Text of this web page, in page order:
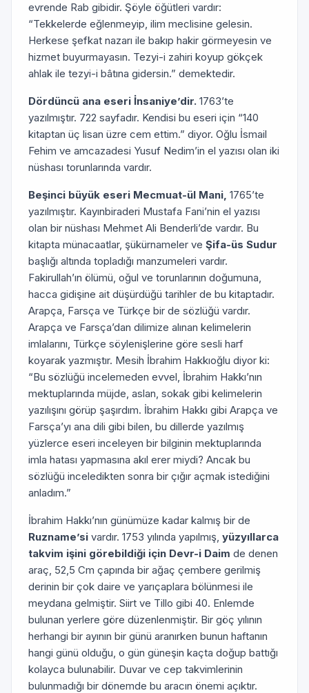
evrende Rab gibidir. Şöyle öğütleri vardır:
“Tekkelerde eğlenmeyip, ilim meclisine gelesin.
Herkese şefkat nazarı ile bakıp hakir görmeyesin ve
hizmet buyurmayasın. Tezyi-i zahiri koyup gökçek
ahlak ile tezyi-i bâtına gidersin.” demektedir.
Dördüncü ana eseri İnsaniye’dir. 1763’te
yazılmıştır. 722 sayfadır. Kendisi bu eseri için “140
kitaptan üç lisan üzre cem ettim.” diyor. Oğlu İsmail
Fehim ve amcazadesi Yusuf Nedim’in el yazısı olan iki
nüshası torunlarında vardır.
Beşinci büyük eseri Mecmuat-ül Mani, 1765’te
yazılmıştır. Kayınbiraderi Mustafa Fani’nin el yazısı
olan bir nüshası Mehmet Ali Benderli’de vardır. Bu
kitapta münacaatlar, şükürnameler ve Şifa-üs Sudur
başlığı altında topladığı manzumeleri vardır.
Fakirullah’ın ölümü, oğul ve torunlarının doğumuna,
hacca gidişine ait düşürdüğü tarihler de bu kitaptadır.
Arapça, Farsça ve Türkçe bir de sözlüğü vardır.
Arapça ve Farsça’dan dilimize alınan kelimelerin
imlalarını, Türkçe söylenişlerine göre sesli harf
koyarak yazmıştır. Mesih İbrahim Hakkıoğlu diyor ki:
“Bu sözlüğü incelemeden evvel, İbrahim Hakkı’nın
mektuplarında müjde, aslan, sokak gibi kelimelerin
yazılışını görüp şaşırdım. İbrahim Hakkı gibi Arapça ve
Farsça’yı ana dili gibi bilen, bu dillerde yazılmış
yüzlerce eseri inceleyen bir bilginin mektuplarında
imla hatası yapmasına akıl erer miydi? Ancak bu
sözlüğü inceledikten sonra bir çığır açmak istediğini
anladım.”
İbrahim Hakkı’nın günümüze kadar kalmış bir de
Ruzname’si vardır. 1753 yılında yapılmış, yüzyıllarca
takvim işini görebildiği için Devr-i Daim de denen
araç, 52,5 Cm çapında bir ağaç çembere gerilmiş
derinin bir çok daire ve yarıçaplara bölünmesi ile
meydana gelmiştir. Siirt ve Tillo gibi 40. Enlemde
bulunan yerlere göre düzenlenmiştir. Bir göç yılının
herhangi bir ayının bir günü aranırken bunun haftanın
hangi günü olduğu, o gün güneşin kaçta doğup battığı
kolayca bulunabilir. Duvar ve cep takvimlerinin
bulunmadığı bir dönemde bu aracın önemi açıktır.